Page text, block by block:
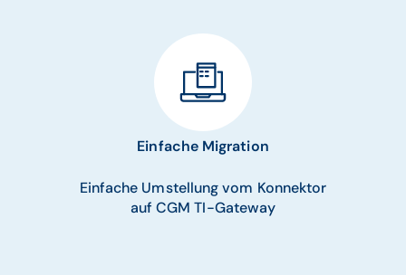
Einfache Migration
Einfache Umstellung vom Konnektor
auf CGM TI-Gateway